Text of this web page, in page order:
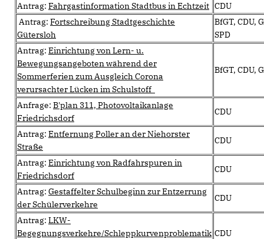
Antrag: Fahrgastinformation Stadtbus in Echtzeit CDU
Antrag: Fortschreibung Stadtgeschichte
Gütersloh
BfGT, CDU,
SPD
Antrag: Einrichtung von Lern- u.
Bewegungsangeboten während der
Sommerferien zum Ausgleich Corona
verursachter Lücken im Schulstoff
BfGT, CDU,
Anfrage: B'plan 311, Photovoltaikanlage
Friedrichsdorf
CDU
Antrag: Entfernung Poller an der Niehorster
Straße
CDU
Antrag: Einrichtung von Radfahrspuren in
Friedrichsdorf
CDU
Antrag: Gestaffelter Schulbeginn zur Entzerrung
der Schülerverkehre
CDU
Antrag: LKW-
Begegnungsverkehre/Schleppkurvenproblematik CDU